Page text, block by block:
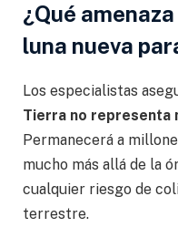
¿Qué
luna nueva
Los especialistas
Tierra no representa
Permanecerá a
mucho más allá de la
cualquier riesgo de
terrestre.